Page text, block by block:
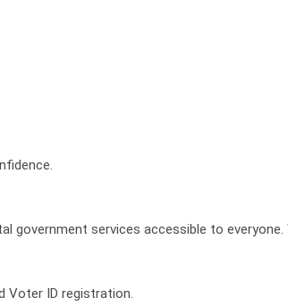
government services accessible to
Voter ID registration.